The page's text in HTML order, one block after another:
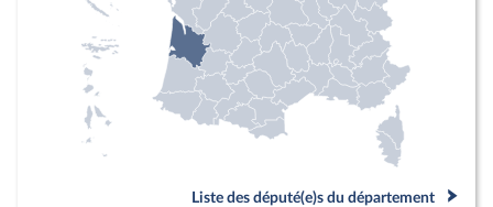
Liste des député(e)s du département